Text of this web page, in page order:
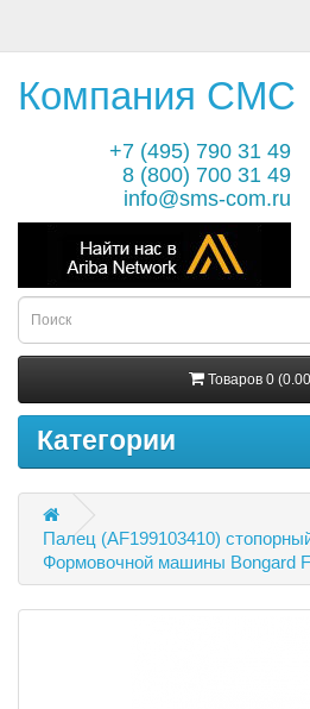
Компания СМС
+7 (495) 790 31 49
8 (800) 700 31 49
info@sms-com.ru
Товаров 0
Категории
Палец (AF199103410)
Формовочной машины Bongard